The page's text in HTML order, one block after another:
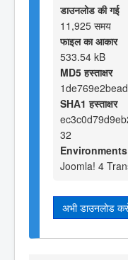
डाउनलोड की गई
11,925 समय
फाइल का आकार
533.54 kB
MD5 हस्ताक्षर
SHA1 हस्ताक्षर
32
Environments
Joomla! 4
अभी डाउनलोड